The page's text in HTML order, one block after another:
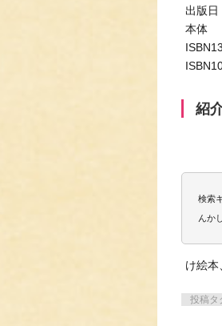
出版
本
紹
検索
んか
け絵
投稿タ